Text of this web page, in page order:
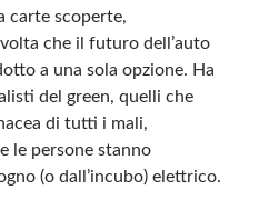
carte scoperte,
che il futuro dell’auto
a una sola opzione. Ha
del green, quelli che
di tutti i mali,
le persone stanno
(o dall’incubo) elettrico.